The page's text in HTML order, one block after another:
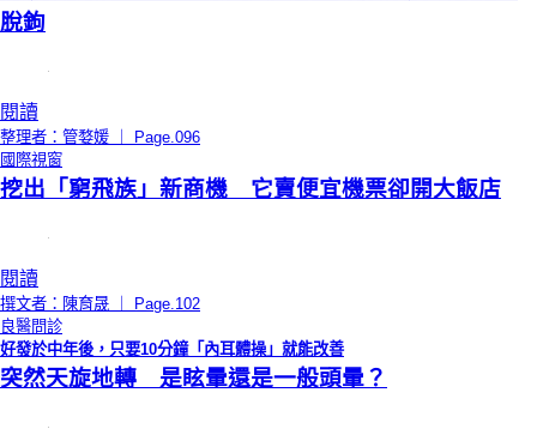
脫鉤
閱讀
整理者：管婺媛 ｜ Page.096
國際視窗
挖出「窮飛族」新商機 它賣便宜機票卻開大飯店
閱讀
撰文者：陳育晟 ｜ Page.102
良醫問診
好發於中年後，只要10分鐘「內耳體操」就能改善
突然天旋地轉 是眩暈還是一般頭暈？